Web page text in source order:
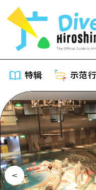
特辑 示范
特辑
列表
推荐
艺术
示范行程
列表
探索